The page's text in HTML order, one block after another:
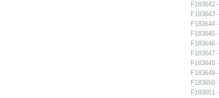
F183642
F183643
F183644
F183645
F183646
F183647
F183648
F183649
F183650
F183651